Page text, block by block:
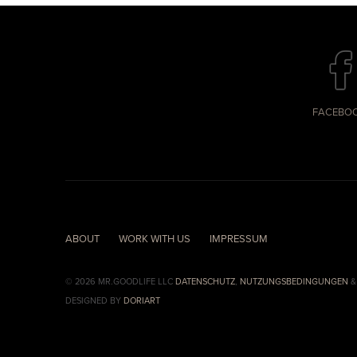
ABOUT WORK WITH US IMPRESSUM
© 2026 MR.GOODLIFE LLC DATENSCHUTZ, NUTZUNGSBEDINGUNGEN
DESIGNED BY DORIART